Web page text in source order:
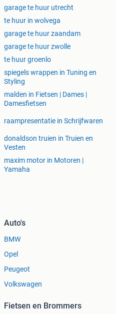
garage te huur utrecht
te huur in wolvega
garage te huur zaandam
garage te huur zwolle
te huur groenlo
spiegels wrappen in Tuning en
Styling
malden in Fietsen | Dames |
Damesfietsen
raampresentatie in Schrijfwaren
donaldson truien in Truien en
Vesten
maxim motor in Motoren |
Yamaha
Auto's
BMW
Opel
Peugeot
Volkswagen
Fietsen en Brommers